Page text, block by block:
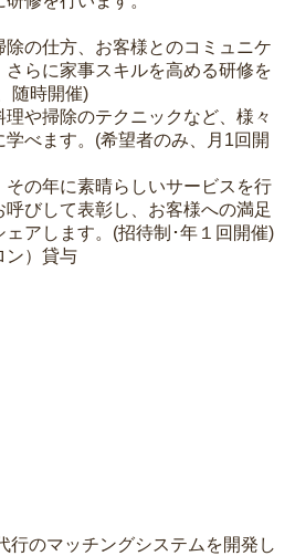
除の仕方、お客様とのコミュニケ
らに家事スキルを高める研修を
随時開催)
理や掃除のテクニックなど、様々
べます。(希望者のみ、月1回開
その年に素晴らしいサービスを行
びして表彰し、お客様への満足
アします。(招待制･年１回開催)
ン）貸与
行のマッチングシステムを開発し